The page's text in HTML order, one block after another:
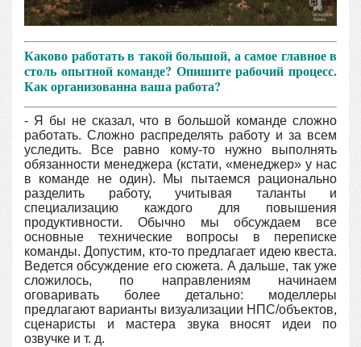
Каково работать в такой большой, а самое главное в
столь опытной команде? Опишите рабочий процесс.
Как организованна ваша работа?
- Я бы не сказал, что в большой команде сложно
работать. Сложно распределять работу и за всем
уследить. Все равно кому-то нужно выполнять
обязанности менеджера (кстати, «менеджер» у нас
в команде не один). Мы пытаемся рационально
разделить работу, учитывая таланты и
специализацию каждого для повышения
продуктивности. Обычно мы обсуждаем все
основные технические вопросы в переписке
команды. Допустим, кто-то предлагает идею квеста.
Ведется обсуждение его сюжета. А дальше, так уже
сложилось, по направлениям начинаем
оговаривать более детально: моделлеры
предлагают варианты визуализации НПС/объектов,
сценаристы и мастера звука вносят идеи по
озвучке и т. д.